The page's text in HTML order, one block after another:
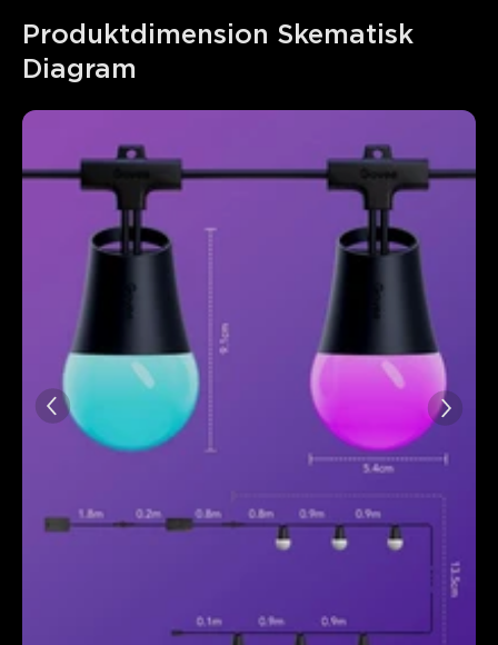
Produktdimension Skematisk
Diagram